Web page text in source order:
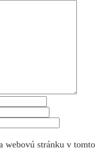
webovú stránku v tomto